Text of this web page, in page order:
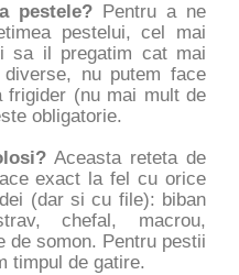
pestele?Pentru a ne
pestelui, cel mai
sa il pregatim cat mai
nu putem face
frigider (nu mai mult de
obligatorie.
Aceasta reteta de
exact la fel cu orice
(dar si cu file): biban
chefal, macrou,
de somon. Pentru pestii
timpul de gatire.